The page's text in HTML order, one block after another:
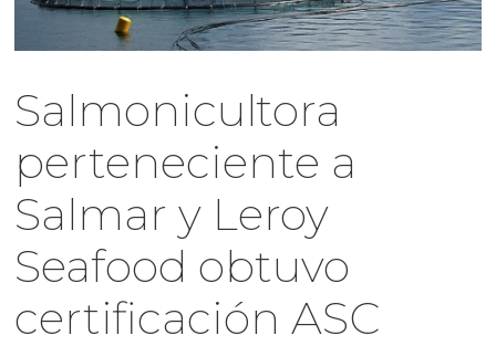
Salmonicultora
perteneciente a
Salmar y Leroy
Seafood obtuvo
certificación ASC